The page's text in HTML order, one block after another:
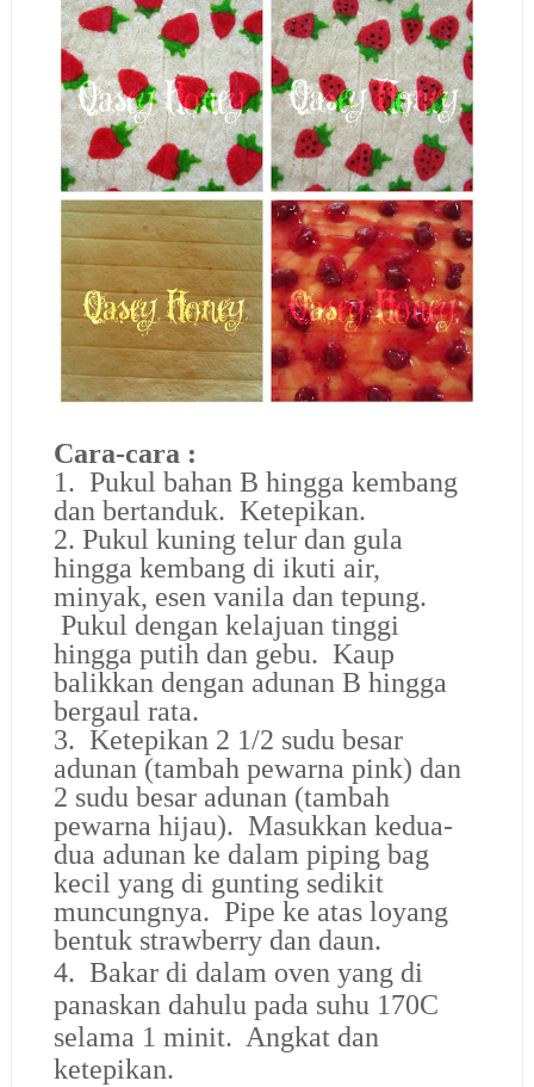
Cara-cara :
1. Pukul bahan B hingga kembang
dan bertanduk. Ketepikan.
2. Pukul kuning telur dan gula
hingga kembang di ikuti air,
minyak, esen vanila dan tepung.
Pukul dengan kelajuan tinggi
hingga putih dan gebu. Kaup
balikkan dengan adunan B hingga
bergaul rata.
3. Ketepikan 2 1/2 sudu besar
adunan (tambah pewarna pink) dan
2 sudu besar adunan (tambah
pewarna hijau). Masukkan kedua-
dua adunan ke dalam piping bag
kecil yang di gunting sedikit
muncungnya. Pipe ke atas loyang
bentuk strawberry dan daun.
4. Bakar di dalam oven yang di
panaskan dahulu pada suhu 170C
selama 1 minit. Angkat dan
ketepikan.